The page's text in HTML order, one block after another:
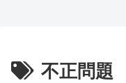
不正問題